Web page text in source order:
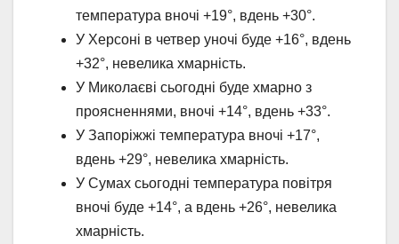
температура вночі +19°, вдень +30°.
У Херсоні в четвер уночі буде +16°, вдень
+32°, невелика хмарність.
У Миколаєві сьогодні буде хмарно з
проясненнями, вночі +14°, вдень +33°.
У Запоріжжі температура вночі +17°,
вдень +29°, невелика хмарність.
У Сумах сьогодні температура повітря
вночі буде +14°, а вдень +26°, невелика
хмарність.